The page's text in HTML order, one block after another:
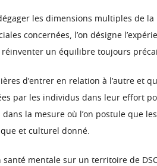
les dimensions multiples de
concernées, l’on désigne
un équilibre toujours
d’entrer en relation à l’autre et
par les individus dans leur effort
la mesure où l’on postule que
et culturel donné.
santé mentale sur un territoire de